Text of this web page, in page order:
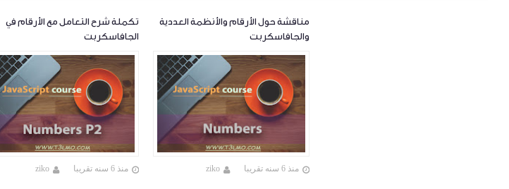
تكملة شرح التعامل مع الأرقام في
الجافاسكربت
منذ 6 سنه تقريبا ziko
مناقشة حول الأرقام والأنظمة العددية
والجافاسكربت
منذ 6 سنه تقريبا ziko